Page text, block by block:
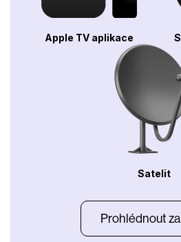
Apple TV aplikace
Satelit
Prohlédnout